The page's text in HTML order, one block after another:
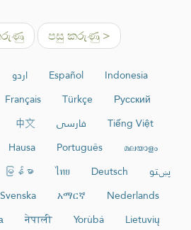
පසු කරුණු >
اردو Español
Indonesia
Français Türkçe
Русский
中文 فارسی
Tiếng Việt
Hausa Português
മലയാളം
မြန်မာ ไทย Deutsch
پښتو
Svenska አማርኛ
Nederlands
नेपाली Yorùbá
Lietuvių